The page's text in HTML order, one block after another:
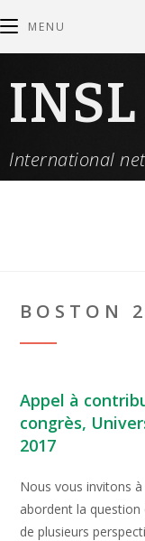
MENU
INSL
International
BOSTON
Appel à
congrès,
2017
Nous vous invitons
abordent la question
de plusieurs